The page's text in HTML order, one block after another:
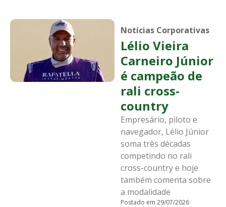
Notícias Corporativas
Lélio Vieira
Carneiro Júnior
é campeão de
rali cross-
country
Empresário, piloto e
navegador, Lélio Júnior
soma três décadas
competindo no rali
cross-country e hoje
também comenta sobre
a modalidade
Postado em 29/07/2026